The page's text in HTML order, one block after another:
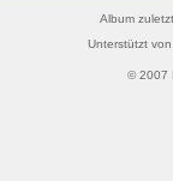
Album
Unterstützt
© 2007